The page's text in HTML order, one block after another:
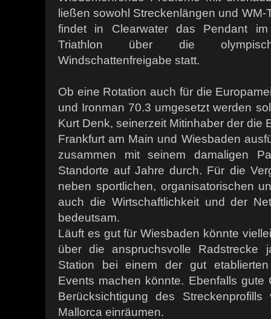
ließen sowohl Streckenlängen und WM-
findet in Clearwater das Pendant
Triathlon über die
Windschattenfreigabe statt.
Ob eine Rotation auch für die
und Ironman 70.3 umgesetzt werden
Kurt Denk, seinerzeit Mitinhaber der die
Frankfurt am Main und Wiesbaden
zusammen mit seinem damaligen
Standorte auf Jahre durch. Für die
neben sportlichen, organisatorischen
auch die Wirtschaftlichkeit und der
bedeutsam.
Läuft es gut für Wiesbaden könnte
über die anspruchsvolle Radstrecke
Station bei einem der gut
Events machen könnte. Ebenfalls
Berücksichtigung des
Mallorca einräumen.